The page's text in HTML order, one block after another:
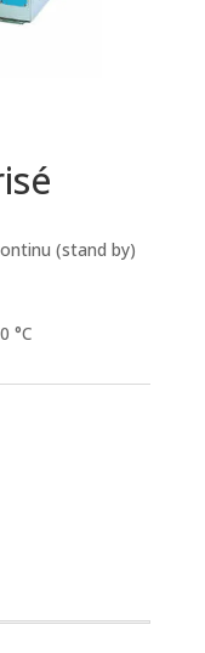
(stand by)
°C